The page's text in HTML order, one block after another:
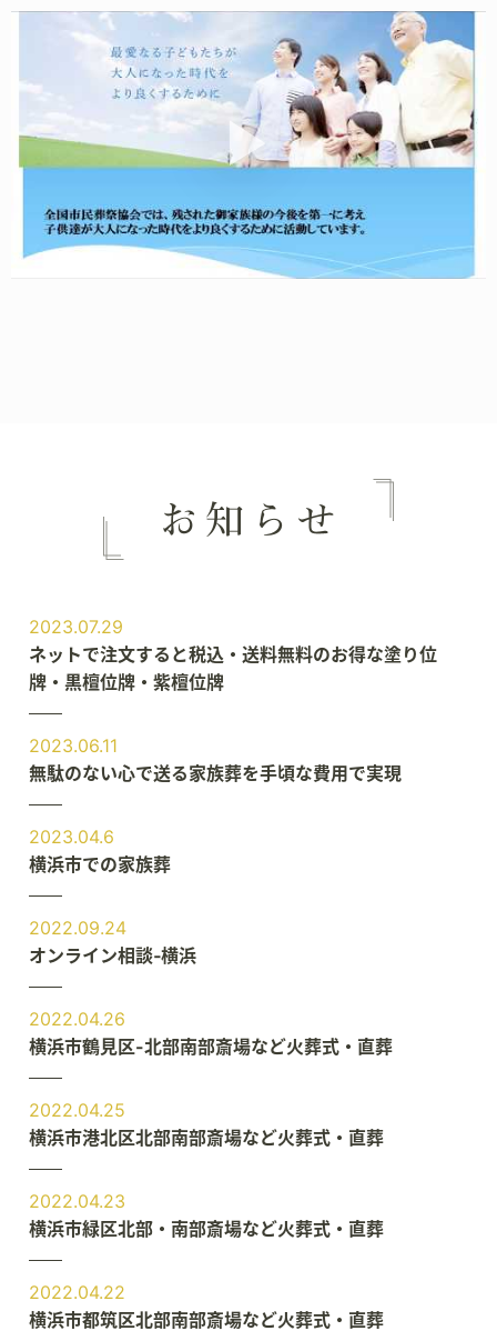
2023.07.29
ネットで注文すると税込・送料無料のお得な塗り位
牌・黒檀位牌・紫檀位牌
2023.06.11
無駄のない心で送る家族葬を手頃な費用で実現
2023.04.6
横浜市での家族葬
2022.09.24
オンライン相談‐横浜
2022.04.26
横浜市鶴見区-北部南部斎場など火葬式・直葬
2022.04.25
横浜市港北区北部南部斎場など火葬式・直葬
2022.04.23
横浜市緑区北部・南部斎場など火葬式・直葬
2022.04.22
横浜市都筑区北部南部斎場など火葬式・直葬